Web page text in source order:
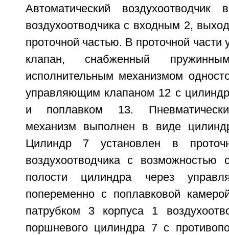
Автоматический
воздухоотводчика с входным 2,
проточной частью. В проточной части
клапан, снабженный
исполнительным механизмом
управляющим клапаном 12 с
и поплавком 13.
механизм выполнен в виде
Цилиндр 7 установлен в
воздухоотводчика с возможностью
полости цилиндра через
попеременно с поплавковой
патрубком 3 корпуса 1
поршневого цилиндра 7 с